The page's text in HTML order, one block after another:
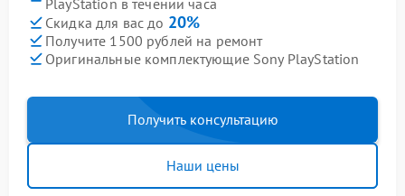
PlayStation в течении часа
Скидка для вас до 20%
Получите 1500 рублей на ремонт
Оригинальные комплектующие Sony PlayStation
Получить консультацию
Наши цены